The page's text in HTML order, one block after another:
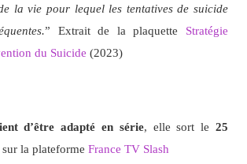
la vie pour lequel les tentatives de suicide
” Extrait de la plaquette Stratégie
du Suicide (2023)
d’être adapté en série, elle sort le25
la plateforme France TV Slash